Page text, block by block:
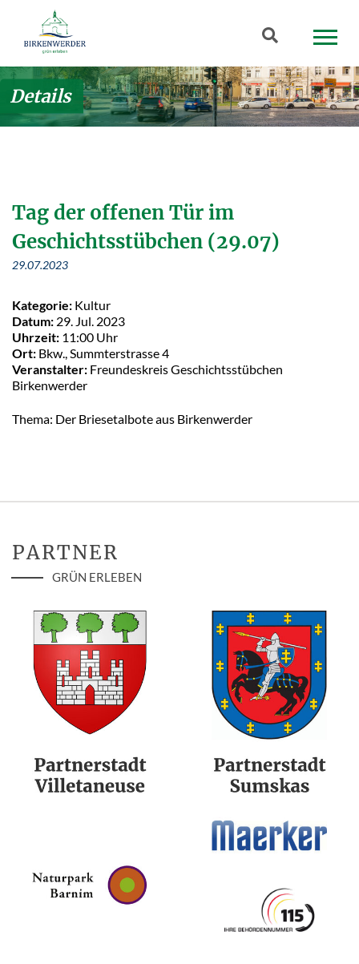
Zum Hauptinhalt springen
Suchbegriff
Details
Tag der offenen Tür im
Geschichtsstübchen (29.07)
29.07.2023
Kategorie: Kultur
Datum: 29. Jul. 2023
Uhrzeit: 11:00 Uhr
Ort: Bkw., Summterstrasse 4
Veranstalter: Freundeskreis Geschichtsstübchen
Birkenwerder
Thema: Der Briesetalbote aus Birkenwerder
PARTNER
GRÜN ERLEBEN